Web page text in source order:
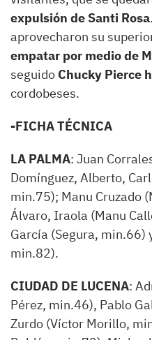
expulsión de Santi Rosa
aprovecharon su
empatar por medio de
seguido Chucky Pierce
cordobeses.
-FICHA TÉCNICA
LA PALMA: Juan
Domínguez, Alberto,
min.75); Manu Cruzado
Álvaro, Iraola (Manu
García (Segura, min.66)
min.82).
CIUDAD DE LUCENA:
Pérez, min.46), Pablo
Zurdo (Víctor Morillo,